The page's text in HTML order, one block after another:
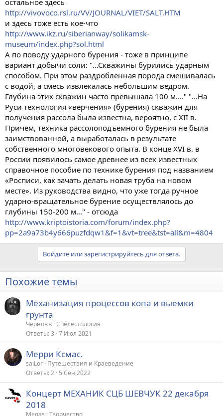
http://vivovoco.rsl.ru/VV/JOURNAL/VIET/SALT.HTM
и здесь тоже есть кое-что
http://www.ikz.ru/siberianway/solikamsk-
museum/index.php?sol.html
А по поводу ударного бурения - тоже в принципе
вариант добычи соли: "...Скважины бурились ударным
способом. При этом раздробленная порода смешивалась
с водой, а смесь извлекалась небольшим ведром.
Глубина этих скважин часто превышала 100 м...." "...На
Руси технология «верчения» (бурения) скважин для
получения рассола была известна, вероятно, с XII в.
Причем, техника рассолоподъемного бурения не была
заимствованной, а выработалась в результате
собственного многовекового опыта. В конце XVI в. в
России появилось самое древнее из всех известных
справочное пособие по технике бурения под названием
«Росписи, как зачать делать новая труба на новом
месте». Из руководства видно, что уже тогда ручное
ударно-вращательное бурение осуществлялось до
глубины 150-200 м..." - отсюда
http://www.kriptoistoria.com/forum/index.php?
pp=2a9a73b4y666puzfdqw1&f=1&vt=tree&tst=all&m=4804
Войдите или зарегистрируйтесь для ответа.
Похожие темы
Механизация процессов копа и выемки
грунта
Черновъ Спелестология
Ответы 3 7 Июл 2021
Мерри Ксмас.
saiLor Путешествия и Краеведение
Ответы 2 5 Сен 2022
Концерт МЕХАНИК СЦБ ШЕВЧУК 22 декабря
2018
Megas Творчество